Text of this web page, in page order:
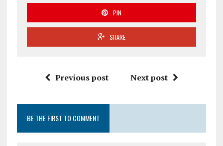
PIN
SHARE
Previous post Next post
BE THE FIRST TO COMMENT